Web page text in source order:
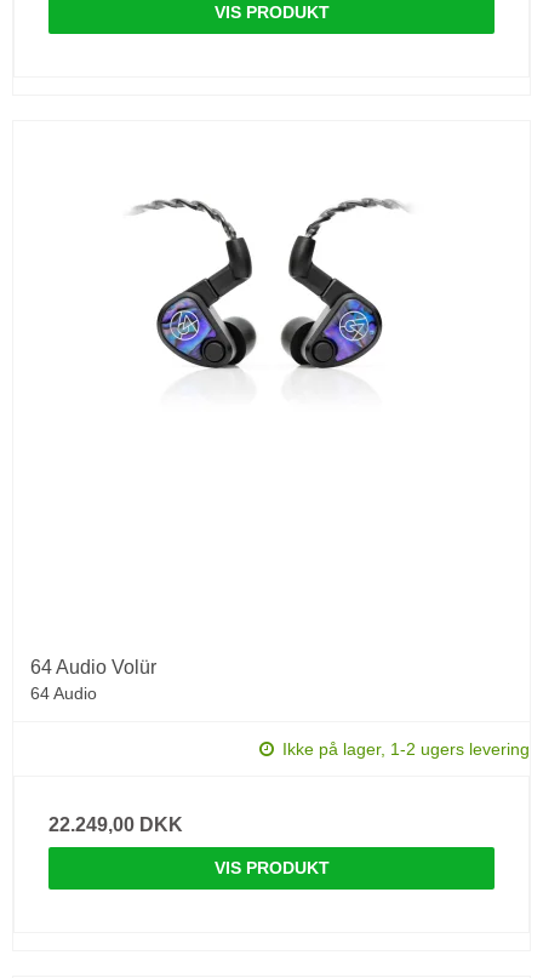
VIS PRODUKT
64 Audio Volür
64 Audio
Ikke på lager, 1-2 ugers levering
22.249,00 DKK
VIS PRODUKT